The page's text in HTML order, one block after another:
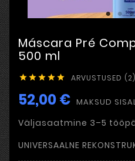
Máscara Pré
500 ml
     ARVUSTUSED (2)
52,00 € MAKSUD
Väljasaatmine 3–5
UNIVERSAALNE